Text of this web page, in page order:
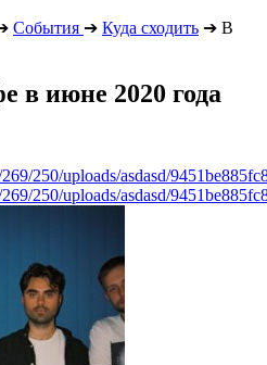
События ➔ Куда сходить ➔ В
в июне 2020 года
250/uploads/asdasd/
250/uploads/asdasd/